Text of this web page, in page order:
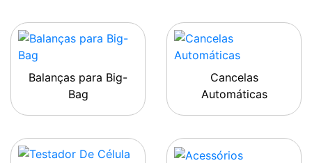
Balanças para Big-
Bag
Cancelas
Automáticas